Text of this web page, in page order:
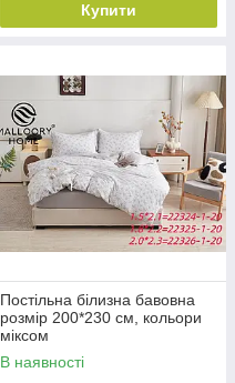
Купити
Постільна білизна бавовна
розмір 200*230 см, кольори
міксом
В наявності